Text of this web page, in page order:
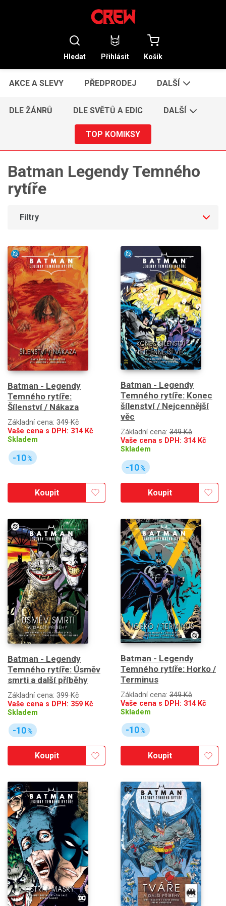
Hledat Přihlásit Košík
AKCE A SLEVY PŘEDPRODEJ DALŠÍ
DLE ŽÁNRŮ DLE SVĚTŮ A EDIC DALŠÍ
TOP KOMIKSY
Batman Legendy Temného
rytíře
Filtry
Batman - Legendy
Temného rytíře:
Šílenství / Nákaza
Základní cena: 349 Kč
Vaše cena s DPH: 314Kč
Skladem
-10%
Koupit
Batman - Legendy
Temného rytíře: Konec
šílenství / Nejcennější
věc
Základní cena: 349 Kč
Vaše cena s DPH: 314Kč
Skladem
-10%
Koupit
Batman - Legendy
Temného rytíře: Úsměv
smrti a další příběhy
Základní cena: 399 Kč
Vaše cena s DPH: 359 Kč
Skladem
-10%
Koupit
Batman - Legendy
Temného rytíře: Horko /
Terminus
Základní cena: 349 Kč
Vaše cena s DPH: 314Kč
Skladem
-10%
Koupit